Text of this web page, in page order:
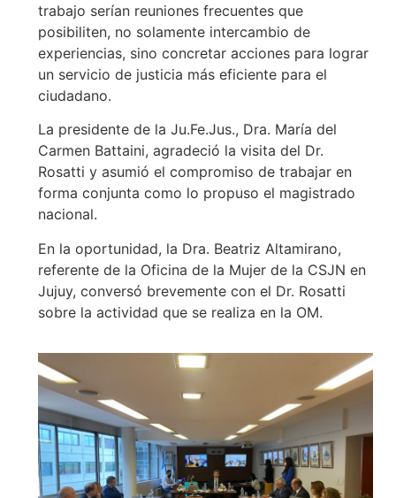
trabajo serían reuniones frecuentes que
posibiliten, no solamente intercambio de
experiencias, sino concretar acciones para lograr
un servicio de justicia más eficiente para el
ciudadano.
La presidente de la Ju.Fe.Jus., Dra. María del
Carmen Battaini, agradeció la visita del Dr.
Rosatti y asumió el compromiso de trabajar en
forma conjunta como lo propuso el magistrado
nacional.
En la oportunidad, la Dra. Beatriz Altamirano,
referente de la Oficina de la Mujer de la CSJN en
Jujuy, conversó brevemente con el Dr. Rosatti
sobre la actividad que se realiza en la OM.